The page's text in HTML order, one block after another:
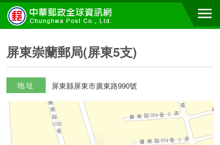
屏東崇蘭郵局(屏東5支)
地址 屏東縣屏東市廣東路990號